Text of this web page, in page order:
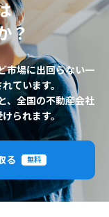
？
市場に出回らない一
ています。
、全国の不動産会社
られます。
る 無料